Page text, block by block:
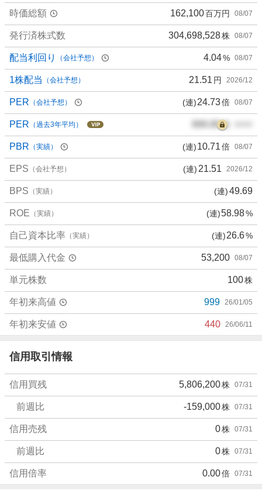
6
.
6
7
%
、
買
い
た
い
%
、
様
子
見
1
.
6
7
%
、
売
り
た
い
0
%
、
強
く
売
り
た
い
1
6
時価総額 162,100百万円 08/07
発行済株式数 304,698,528株 08/07
配当利回り （会社予想） 4.04% 08/07
1株配当 （会社予想） 21.51 円 2026/12
PER （会社予想） (連)24.73倍 08/07
PER （過去3年平均） 000.00倍
PBR （実績） (連)10.71倍 08/07
EPS （会社予想） (連) 21.51 2026/12
BPS （実績） (連)49.69
ROE （実績） (連)58.98%
自己資本比率 （実績） (連)26.6%
最低購入代金 53,200 08/07
単元株数 100株
年初来高値 999 26/01/05
年初来安値 440 26/06/11
信用取引情報
信用買残 5,806,200株 07/31
前週比 -159,000株 07/31
信用売残 0株 07/31
前週比 0株 07/31
信用倍率 0.00倍 07/31